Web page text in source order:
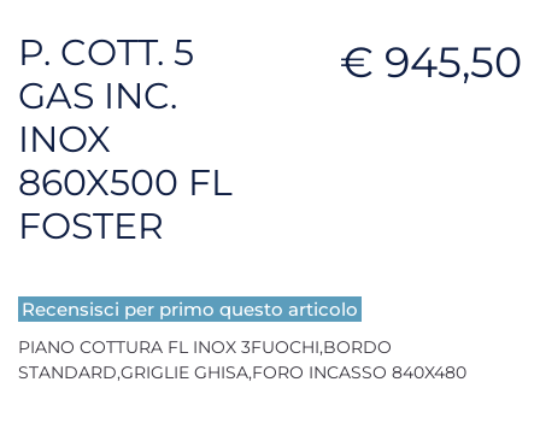
P. COTT. 5
GAS INC.
INOX
860X500 FL
FOSTER
€ 945,50
Recensisci per primo questo articolo
PIANO COTTURA FL INOX 3FUOCHI,BORDO
STANDARD,GRIGLIE GHISA,FORO INCASSO 840X480